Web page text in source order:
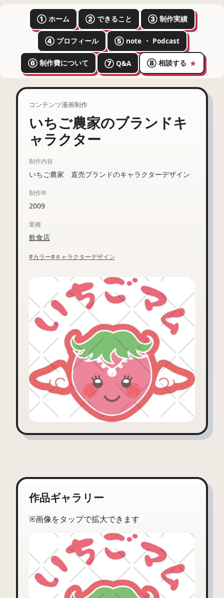
① ホーム ② できること ③ 制作実績
④ プロフィール ⑤ note ・ Podcast
⑥ 制作費について ⑦ Q&A ⑧ 相談する ★
コンテンツ漫画制作
いちご農家のブランドキ
ャラクター
制作内容
いちご農家 直売ブランドのキャラクターデザイン
制作年
2009
業種
飲食店
#カラー#キャラクターデザイン
作品ギャラリー
※画像をタップで拡大できます